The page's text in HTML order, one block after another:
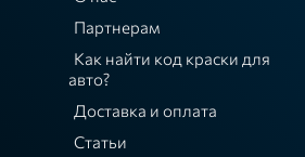
Партнерам
Как найти код краски для
авто?
Доставка и оплата
Статьи